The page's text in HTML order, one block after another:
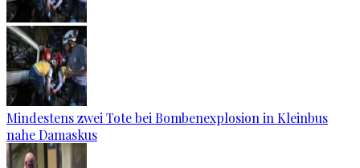
Mindestens zwei Tote bei Bombenexplosion in Kleinbus
nahe Damaskus